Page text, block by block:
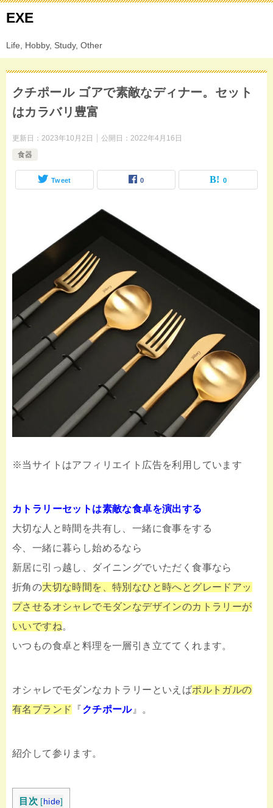
EXE
Life, Hobby, Study, Other
クチポール ゴアで素敵なディナー。セット
はカラバリ豊富
更新日： 2023年10月2日 公開日： 2022年4月16日
食器
Tweet 0 0
※当サイトはアフィリエイト広告を利用しています
カトラリーセットは素敵な食卓を演出する
大切な人と時間を共有し、一緒に食事をする
今、一緒に暮らし始めるなら
新居に引っ越し、ダイニングでいただく食事なら
折角の大切な時間を、特別なひと時へとグレードアッ
プさせるオシャレでモダンなデザインのカトラリーが
いいですね。
いつもの食卓と料理を一層引き立ててくれます。
オシャレでモダンなカトラリーといえばポルトガルの
有名ブランド
『クチポール』。
紹介して参ります。
目次 [ hide]